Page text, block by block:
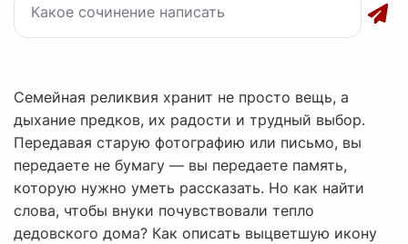
Семейная реликвия хранит не просто вещь, а
дыхание предков, их радости и трудный выбор.
Передавая старую фотографию или письмо, вы
передаете не бумагу — вы передаете память,
которую нужно уметь рассказать. Но как найти
слова, чтобы внуки почувствовали тепло
дедовского дома? Как описать выцветшую икону